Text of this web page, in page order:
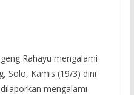
Rahayu mengalami
Solo, Kamis (19/3) dini
mengalami